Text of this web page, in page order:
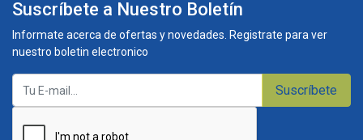
Suscríbete a Nuestro Boletín
Informate acerca de ofertas y novedades. Registrate para ver
nuestro boletin electronico
Suscríbete